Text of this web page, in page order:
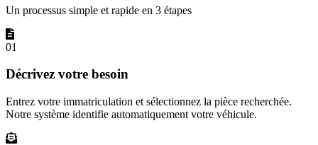
Un processus simple et rapide en 3 étapes
01
Décrivez votre besoin
Entrez votre immatriculation et sélectionnez la pièce recherchée.
Notre système identifie automatiquement votre véhicule.